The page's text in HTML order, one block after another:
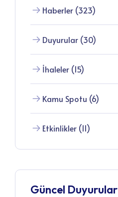
Haberler (323)
Duyurular (30)
İhaleler (15)
Kamu Spotu (6)
Etkinlikler (11)
Güncel Duyurular